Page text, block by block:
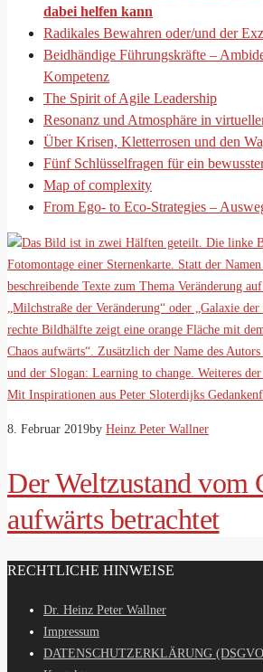
dabei helfen kann
Radikales Bewahren oder/und der
Beidhändige Führungskräfte –
Kompetenz
The Spirit of Agile Leadership
Resonanz und Atmosphäre in
Über Krisen, Kletterrosen und den
Fünf Schlüsselfragen für ein
Map of complexity
From Ego- to Eco-Strategies –
8. Februar 2019by Heinz Peter Wallner
Der Weltzustand vom
aufwärts betrachtet
RECHTLICHE HINWEISE
Dr. Heinz Peter Wallner
Impressum
DATENSCHUTZERKLÄRUNG